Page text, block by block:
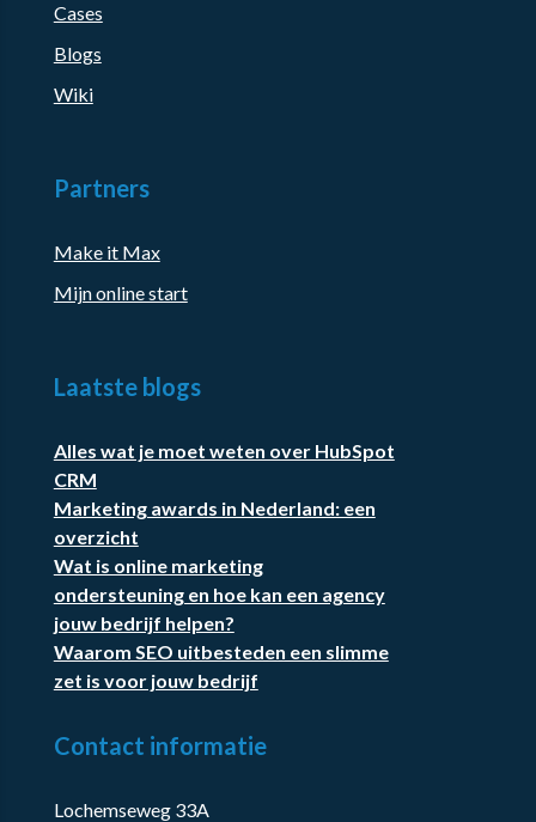
Cases
Blogs
Wiki
Partners
Make it Max
Mijn online start
Laatste blogs
Alles wat je moet weten over HubSpot
CRM
Marketing awards in Nederland: een
overzicht
Wat is online marketing
ondersteuning en hoe kan een agency
jouw bedrijf helpen?
Waarom SEO uitbesteden een slimme
zet is voor jouw bedrijf
Contact informatie
Lochemseweg 33A